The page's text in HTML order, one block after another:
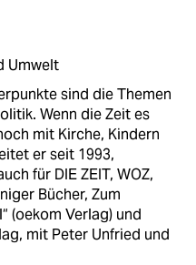
Umwelt
sind die Themen
Wenn die Zeit es
mit Kirche, Kindern
er seit 1993,
für DIE ZEIT, WOZ,
Bücher, Zum
(oekom Verlag) und
mit Peter Unfried und